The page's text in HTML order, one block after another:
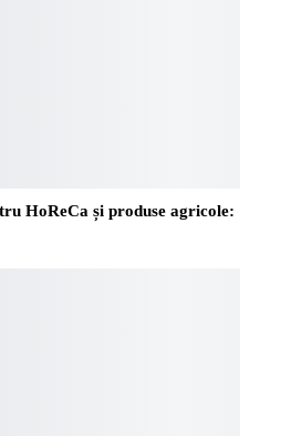
HoReCa și produse agricole: